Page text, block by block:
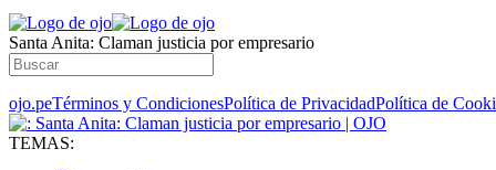
Santa Anita: Claman justicia por empresario
ojo.peTérminos y CondicionesPolítica de PrivacidadPolítica de
TEMAS: